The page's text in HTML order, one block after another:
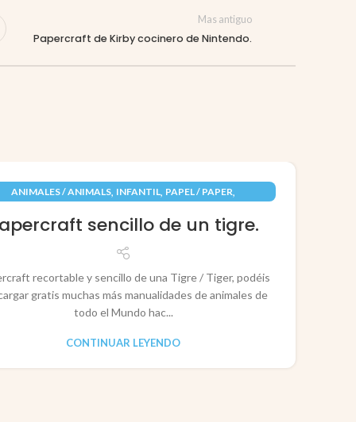
Mas antiguo
Papercraft de Kirby cocinero de Nintendo.
ANIMALES / ANIMALS, INFANTIL, PAPEL / PAPER,
sencillo de un tigre.
recortable y sencillo de una Tigre / Tiger, podéis
gratis muchas más manualidades de animales de
todo el Mundo hac...
CONTINUAR LEYENDO